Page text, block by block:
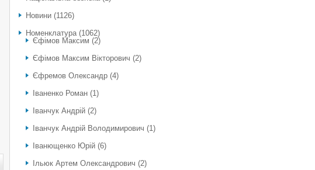
Новини (1126)
Номенклатура(1062)
Єфімов Максим (2)
Єфімов Максим Вікторович (2)
Єфремов Олександр (4)
Іваненко Роман (1)
Іванчук Андрій (2)
Іванчук Андрій Володимирович (1)
Іванющенко Юрій (6)
Ільюк Артем Олександрович (2)